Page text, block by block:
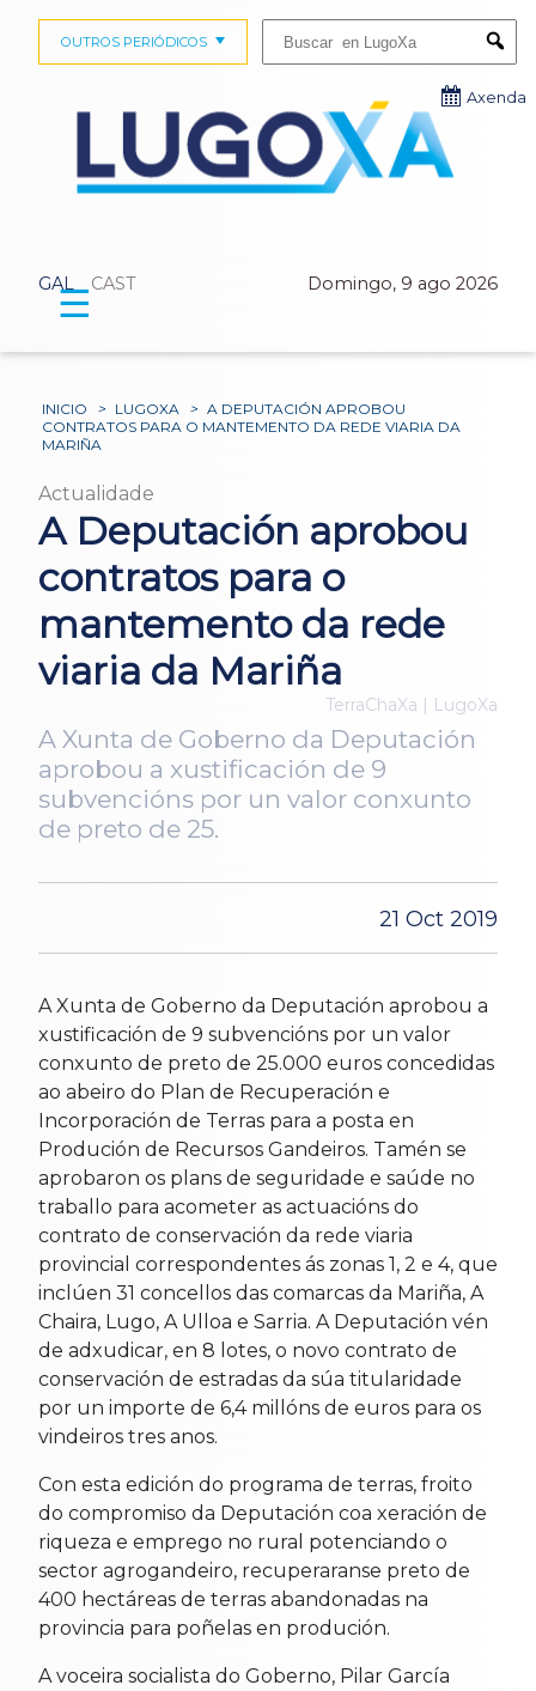
GAL CAST Domingo, 9 ago 2026
OUTROS PERIÓDICOS
Axenda
☰
INICIO > LUGOXA > A DEPUTACIÓN APROBOU
CONTRATOS PARA O MANTEMENTO DA REDE VIARIA DA
MARIÑA
Actualidade
A Deputación aprobou
contratos para o
mantemento da rede
viaria da Mariña
TerraChaXa | LugoXa
A Xunta de Goberno da Deputación
aprobou a xustificación de 9
subvencións por un valor conxunto
de preto de 25.
21 Oct 2019
A Xunta de Goberno da Deputación aprobou a
xustificación de 9 subvencións por un valor
conxunto de preto de 25.000 euros concedidas
ao abeiro do Plan de Recuperación e
Incorporación de Terras para a posta en
Produción de Recursos Gandeiros. Tamén se
aprobaron os plans de seguridade e saúde no
traballo para acometer as actuacións do
contrato de conservación da rede viaria
provincial correspondentes ás zonas 1, 2 e 4, que
inclúen 31 concellos das comarcas da Mariña, A
Chaira, Lugo, A Ulloa e Sarria. A Deputación vén
de adxudicar, en 8 lotes, o novo contrato de
conservación de estradas da súa titularidade
por un importe de 6,4 millóns de euros para os
vindeiros tres anos.
Con esta edición do programa de terras, froito
do compromiso da Deputación coa xeración de
riqueza e emprego no rural potenciando o
sector agrogandeiro, recuperaranse preto de
400 hectáreas de terras abandonadas na
provincia para poñelas en produción.
A voceira socialista do Goberno, Pilar García